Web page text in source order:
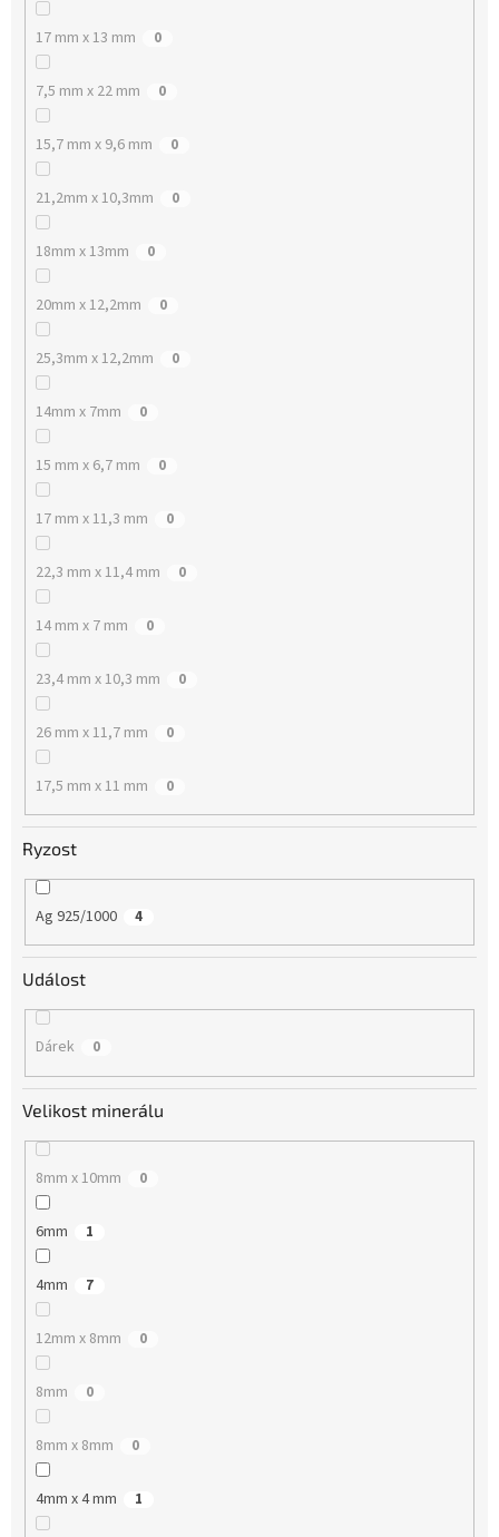
17 mm x 13 mm 0
7,5 mm x 22 mm 0
15,7 mm x 9,6 mm 0
21,2mm x 10,3mm 0
18mm x 13mm 0
20mm x 12,2mm 0
25,3mm x 12,2mm 0
14mm x 7mm 0
15 mm x 6,7 mm 0
17 mm x 11,3 mm 0
22,3 mm x 11,4 mm 0
14 mm x 7 mm 0
23,4 mm x 10,3 mm 0
26 mm x 11,7 mm 0
17,5 mm x 11 mm 0
Ryzost
Ag 925/1000 4
Událost
Dárek 0
Velikost minerálu
8mm x 10mm 0
6mm 1
4mm 7
12mm x 8mm 0
8mm 0
8mm x 8mm 0
4mm x 4 mm 1